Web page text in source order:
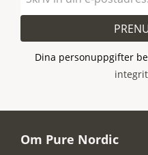
Dina personuppgifter
Om Pure Nordic